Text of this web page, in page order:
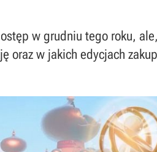
w grudniu tego roku,
oraz w jakich edycjach